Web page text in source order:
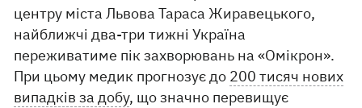
центру міста Львова Тараса Жиравецького,
найближчі два-три тижні Україна
переживатиме пік захворювань на «Омікрон».
При цьому медик прогнозує до 200 тисяч нових
випадків за добу, що значно перевищує